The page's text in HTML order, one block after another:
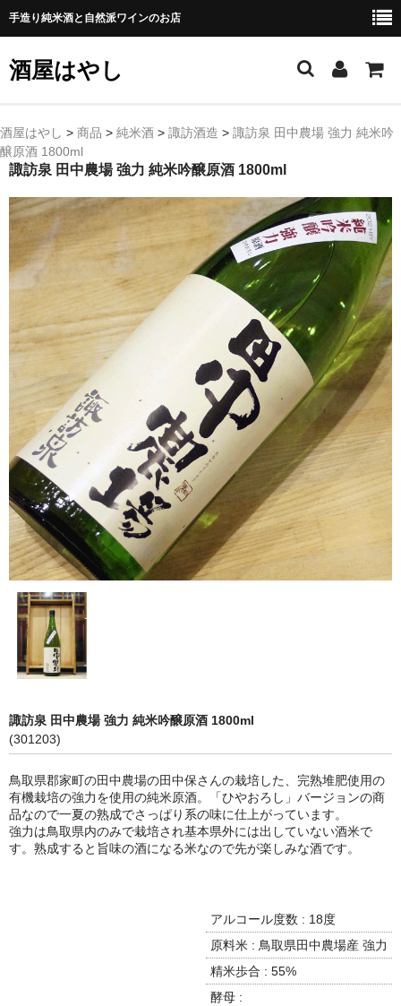
手造り純米酒と自然派ワインのお店
酒屋はやし
ホーム
商品カテゴリー
純 米 酒
よえもん 川村酒造店（岩手県花巻市）
田从･月下の舞 舞鶴酒造（秋田県横手市）
綿屋 金の井酒造（宮城県栗原市）
大七 大七酒造（福島県二本松市）
宗玄 宗玄酒造（石川県珠洲市）
神亀 神亀酒造（埼玉県蓮田市）
隆・丹沢山 川西屋酒造店（神奈川県足柄上郡）
長珍 長珍酒造（愛知県津島市）
天遊琳・伊勢の白酒 タカハシ酒造（三重県四日市市）
るみ子の酒・英・妙の華 森喜酒造（三重県伊賀市）
大治郎・喜量能 畑酒造（滋賀県東近江市）
秋鹿・奥鹿 秋鹿酒造（大阪府豊能郡能勢町）
竹泉 田治米（兵庫県朝来市）
諏訪泉 諏訪酒造（鳥取県八頭郡智頭町）
✚旭日 旭日酒造（島根県出雲市）
旭菊・綾花 旭菊酒造（福岡県久留米市）
小鹿 小鹿酒造（鹿児島県鹿屋市)
酒屋はやし > 商品 > 純米酒 > 諏訪酒造 > 諏訪泉 田中農場 強力 純米吟
醸原酒 1800ml
諏訪泉 田中農場 強力 純米吟醸原酒 1800ml
諏訪泉 田中農場 強力 純米吟醸原酒 1800ml
(301203)
鳥取県郡家町の田中農場の田中保さんの栽培した、完熟堆肥使用の
有機栽培の強力を使用の純米原酒。「ひやおろし」バージョンの商
品なので一夏の熟成でさっぱり系の味に仕上がっています。
強力は鳥取県内のみで栽培され基本県外には出していない酒米で
す。熟成すると旨味の酒になる米なので先が楽しみな酒です。
アルコール度数 : 18度
原料米 : 鳥取県田中農場産 強力
精米歩合 : 55%
酵母 :